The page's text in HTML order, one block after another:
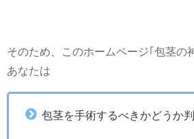
そのため、このホームページ｢包茎の
あなたは
包茎を手術するべきかどうか